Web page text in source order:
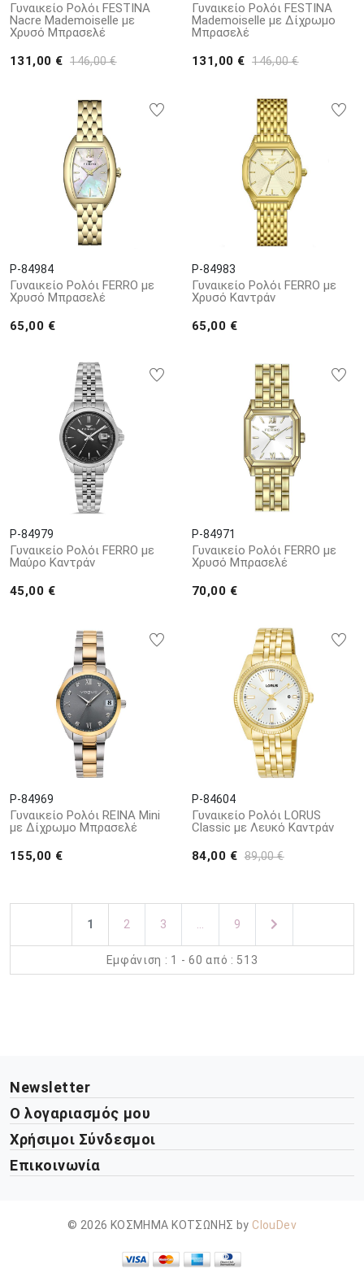
Γυναικείο Ρολόι FESTINA
Nacre Mademoiselle με
Χρυσό Μπρασελέ
131,00 € 146,00 €
Γυναικείο Ρολόι FESTINA
Mademoiselle με Δίχρωμο
Μπρασελέ
131,00 € 146,00 €
P-84984
Γυναικείο Ρολόι FERRO με
Χρυσό Μπρασελέ
65,00 €
P-84983
Γυναικείο Ρολόι FERRO με
Χρυσό Καντράν
65,00 €
P-84979
Γυναικείο Ρολόι FERRO με
Μαύρο Καντράν
45,00 €
P-84971
Γυναικείο Ρολόι FERRO με
Χρυσό Μπρασελέ
70,00 €
P-84969
Γυναικείο Ρολόι REINA Mini
με Δίχρωμο Μπρασελέ
155,00 €
P-84604
Γυναικείο Ρολόι LORUS
Classic με Λευκό Καντράν
84,00 € 89,00 €
1 2 3 9
Εμφάνιση : 1 - 60 από : 513
Newsletter
Ο λογαριασμός μου
Χρήσιμοι Σύνδεσμοι
Επικοινωνία
© 2026 ΚΟΣΜΗΜΑ ΚΟΤΣΩΝΗΣ by ClouDev